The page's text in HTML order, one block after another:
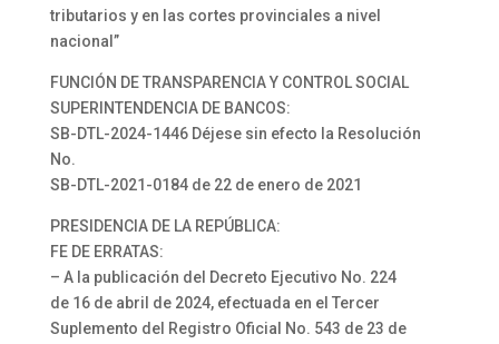
tributarios y en las cortes provinciales a nivel
nacional”
FUNCIÓN DE TRANSPARENCIA Y CONTROL SOCIAL
SUPERINTENDENCIA DE BANCOS:
SB-DTL-2024-1446 Déjese sin efecto la Resolución
No.
SB-DTL-2021-0184 de 22 de enero de 2021
PRESIDENCIA DE LA REPÚBLICA:
FE DE ERRATAS:
– A la publicación del Decreto Ejecutivo No. 224
de 16 de abril de 2024, efectuada en el Tercer
Suplemento del Registro Oficial No. 543 de 23 de